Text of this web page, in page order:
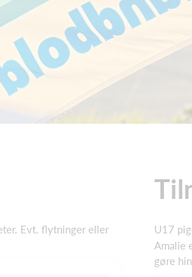
Evt. flytninger eller
U17
Amalie
gøre